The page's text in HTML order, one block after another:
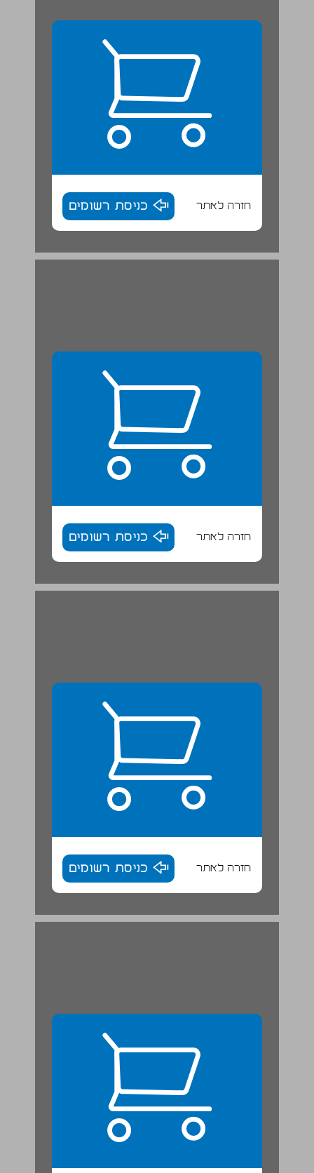
חזרה לאתר כניסת רשומים
חזרה לאתר כניסת רשומים
חזרה לאתר כניסת רשומים